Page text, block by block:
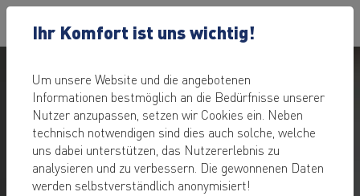
CMS HOSTING –
SICHER UND
Ihr Komfort ist uns wichtig!
Um unsere Website und die angebotenen
Informationen bestmöglich an die Bedürfnisse unserer
Nutzer anzupassen, setzen wir Cookies ein. Neben
technisch notwendigen sind dies auch solche, welche
uns dabei unterstützen, das Nutzererlebnis zu
analysieren und zu verbessern. Die gewonnenen Daten
werden selbstverständlich anonymisiert!